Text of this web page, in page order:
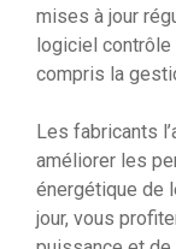
mises à jour
logiciel
compris la
Les fabricants
améliorer les
énergétique de
jour, vous